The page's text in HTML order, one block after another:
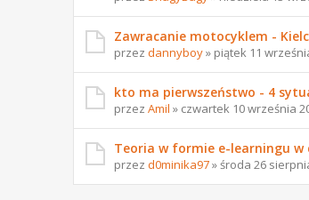
Zawracanie motocyklem -
przez dannyboy» piątek 11
kto ma pierwszeństwo - 4
przez Amil » czwartek 10 września
Teoria w formie e-learningu w
przez d0minika97» środa 26